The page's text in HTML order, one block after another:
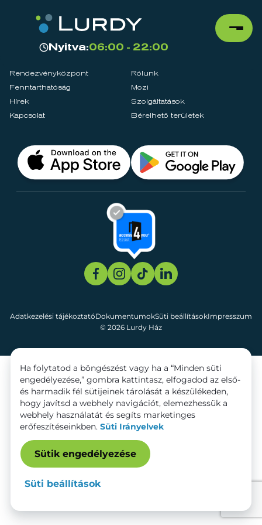
Nyitva:06:00 - 22:00
Rendezvényközpont
Rólunk
Fenntarthatóság
Mozi
Hírek
Szolgáltatások
Kapcsolat
Bérelhető területek
© 2026 Lurdy Ház
Adatkezelési tájékoztatóDokumentumokSüti beállításokImpresszum
Ha folytatod a böngészést vagy ha a “Minden süti
engedélyezése,” gombra kattintasz, elfogadod az első-
és harmadik fél sütijeinek tárolását a készülékeden,
hogy javítsd a webhely navigációt, elemezhessük a
webhely használatát és segíts marketinges
erőfeszítéseinkben. Süti Irányelvek
Sütik engedélyezése
Süti beállítások